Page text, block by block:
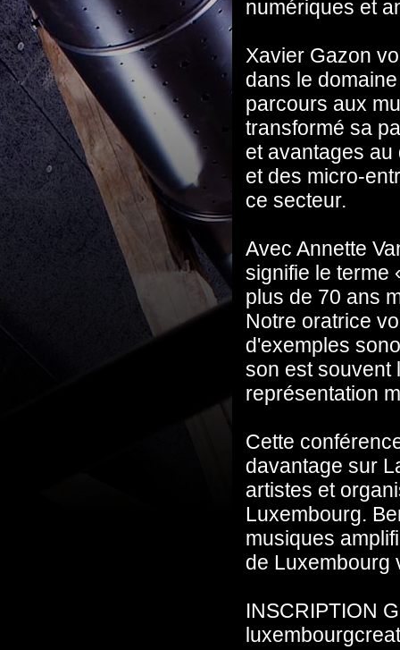
numériques et
Xavier Gazon
dans le
parcours aux
transformé sa
et avantages
et des micro-
ce secteur.
Avec Annette
signifie le terme
plus de 70 ans
Notre oratrice
d'exemples
son est souvent
représentation
Cette
davantage sur
artistes et
Luxembourg.
musiques
de Luxembourg
INSCRIPTION